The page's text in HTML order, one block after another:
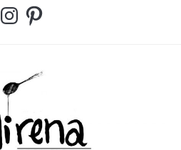
InstagramPinterest